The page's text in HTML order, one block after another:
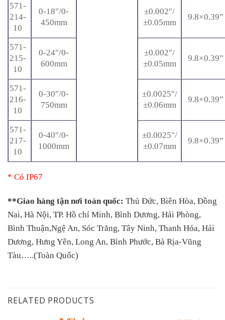
571-
214-
10
0-18″/0-
450mm
±0.002″/
±0.05mm
9.8×0.39”
571-
215-
10
0-24″/0-
600mm
±0.002″/
±0.05mm
9.8×0.39”
571-
216-
10
0-30″/0-
750mm
±0.0025″/
±0.06mm
9.8×0.39”
571-
217-
10
0-40″/0-
1000mm
±0.0025″/
±0.07mm
9.8×0.39”
* Có IP67
**Giao hàng tận nơi toàn quốc: Thủ Đức, Biên Hòa, Đồng
Nai, Hà Nội, TP. Hồ chí Minh, Bình Dương, Hải Phòng,
Bình Thuận,Ngệ An, Sóc Trăng, Tây Ninh, Thanh Hóa, Hải
Dương, Hưng Yên, Long An, Bình Phước, Bà Rịa-Vũng
Tàu…..(Toàn Quốc)
RELATED PRODUCTS